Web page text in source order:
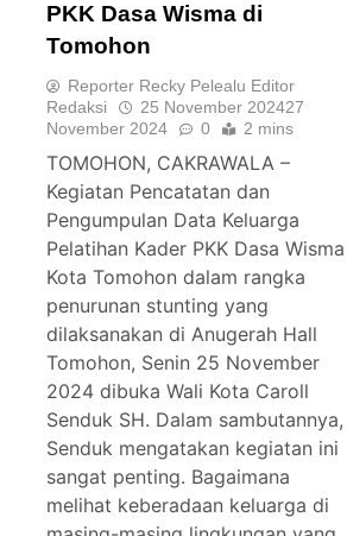
PKK Dasa Wisma di
Tomohon
Reporter Recky Pelealu Editor
Redaksi
25 November 202427
November 2024
0 2 mins
TOMOHON, CAKRAWALA –
Kegiatan Pencatatan dan
Pengumpulan Data Keluarga
Pelatihan Kader PKK Dasa Wisma
Kota Tomohon dalam rangka
penurunan stunting yang
dilaksanakan di Anugerah Hall
Tomohon, Senin 25 November
2024 dibuka Wali Kota Caroll
Senduk SH. Dalam sambutannya,
Senduk mengatakan kegiatan ini
sangat penting. Bagaimana
melihat keberadaan keluarga di